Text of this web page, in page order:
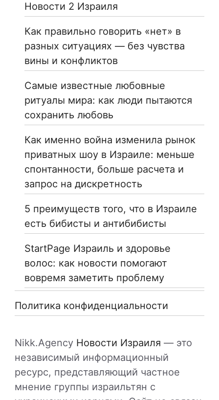
Новости 2 Израиля
Как правильно говорить «нет» в
разных ситуациях — без чувства
вины и конфликтов
Самые известные любовные
ритуалы мира: как люди пытаются
сохранить любовь
Как именно война изменила рынок
приватных шоу в Израиле: меньше
спонтанности, больше расчета и
запрос на дискретность
5 преимуществ того, что в Израиле
есть бибисты и антибибисты
StartPage Израиль и здоровье
волос: как новости помогают
вовремя заметить проблему
Политика конфиденциальности
Nikk.Agency Новости Израиля — это
независимый информационный
ресурс, представляющий частное
мнение группы израильтян с